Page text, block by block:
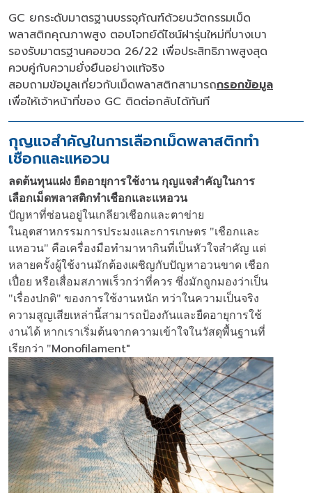
GC ยกระดับมาตรฐานบรรจุภัณฑ์ด้วยนวัตกรรมเม็ด
พลาสติกคุณภาพสูง ตอบโจทย์ดีไซน์ฝารุ่นใหม่ที่บางเบา
รองรับมาตรฐานคอขวด 26/22 เพื่อประสิทธิภาพสูงสุด
ควบคู่กับความยั่งยืนอย่างแท้จริง
สอบถามข้อมูลเกี่ยวกับเม็ดพลาสติกสามารถกรอกข้อมูล
เพื่อให้เจ้าหน้าที่ของ GC ติดต่อกลับได้ทันที
กุญแจสำคัญในการเลือกเม็ดพลาสติกทำ
เชือกและแหอวน
ลดต้นทุนแฝง ยืดอายุการใช้งาน กุญแจสำคัญในการ
เลือกเม็ดพลาสติกทำเชือกและแหอวน
ปัญหาที่ซ่อนอยู่ในเกลียวเชือกและตาข่าย
ในอุตสาหกรรมการประมงและการเกษตร "เชือกและ
แหอวน" คือเครื่องมือทำมาหากินที่เป็นหัวใจสำคัญ แต่
หลายครั้งผู้ใช้งานมักต้องเผชิญกับปัญหาอวนขาด เชือก
เปื่อย หรือเสื่อมสภาพเร็วกว่าที่ควร ซึ่งมักถูกมองว่าเป็น
"เรื่องปกติ" ของการใช้งานหนัก ทว่าในความเป็นจริง
ความสูญเสียเหล่านี้สามารถป้องกันและยืดอายุการใช้
งานได้ หากเราเริ่มต้นจากความเข้าใจในวัสดุพื้นฐานที่
เรียกว่า "Monofilament"